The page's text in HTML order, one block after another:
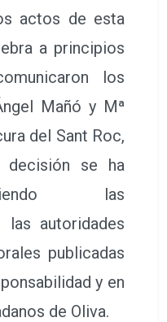
actos de esta
a principios
los
Mañó y Mª
del Sant Roc,
decisión se ha
las
las autoridades
publicadas
y en
de Oliva.